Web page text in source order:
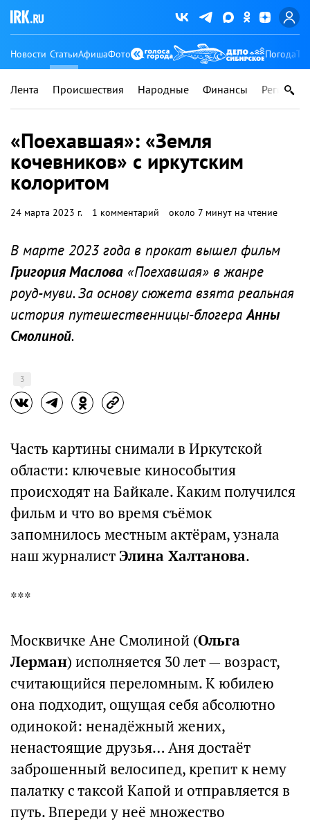
Новости СтатьиАфишаФото Погода
Лента Происшествия Народные Финансы Регионы
«Поехавшая»: «Земля
кочевников» с иркутским
колоритом
24 марта 2023 г. 1 комментарий около 7 минут на чтение
В марте 2023 года в прокат вышел фильм
Григория Маслова «Поехавшая» в жанре
роуд-муви. За основу сюжета взята реальная
история путешественницы-блогераАнны
Смолиной.
3
Часть картины снимали в Иркутской
области: ключевые кинособытия
происходят на Байкале. Каким получился
фильм и что во время съёмок
запомнилось местным актёрам, узнала
наш журналист Элина Халтанова.
***
Москвичке Ане Смолиной (Ольга
Лерман) исполняется 30 лет — возраст,
считающийся переломным. К юбилею
она подходит, ощущая себя абсолютно
одинокой: ненадёжный жених,
ненастоящие друзья… Аня достаёт
заброшенный велосипед, крепит к нему
палатку с таксой Капой и отправляется в
путь. Впереди у неё множество